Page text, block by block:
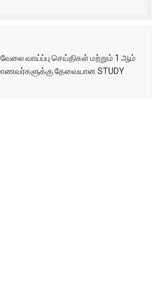
வாய்ப்பு செய்திகள் மற்றும் 1 ஆம்
மாணவர்களுக்கு தேவையான STUDY